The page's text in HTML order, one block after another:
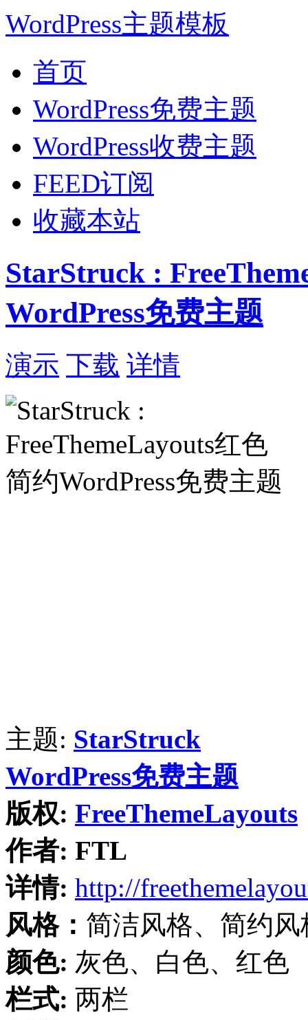
WordPress主题模板
首页
WordPress免费主题
WordPress收费主题
FEED订阅
收藏本站
StarStruck :
WordPress免费主题
演示 下载 详情
主题: StarStruck
WordPress免费主题
版权: FreeThemeLayouts
作者: FTL
详情: http://
风格： 简洁风格、简约风
颜色: 灰色、白色、红色
栏式: 两栏